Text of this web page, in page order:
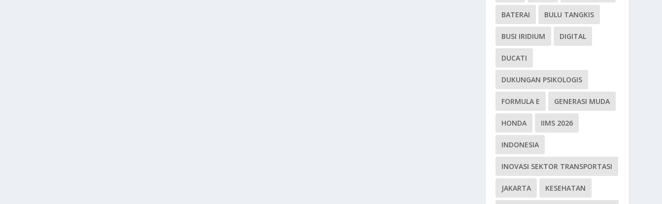
BATERAI BULU TANGKIS
BUSI IRIDIUM DIGITAL
DUCATI
DUKUNGAN PSIKOLOGIS
FORMULA E GENERASI MUDA
HONDA IIMS 2026
INDONESIA
INOVASI SEKTOR TRANSPORTASI
JAKARTA KESEHATAN